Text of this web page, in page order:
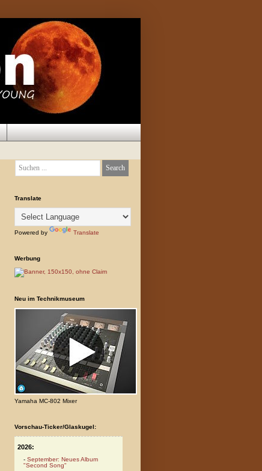
Translate
Powered by Translate
Werbung
Neu im Technikmuseum
Yamaha MC-802 Mixer
Vorschau-Ticker/Glaskugel:
2026:
September: Neues Album
"Second Song"